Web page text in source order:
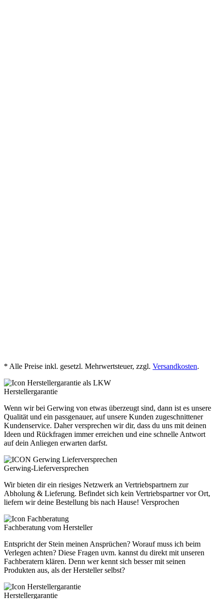
* Alle Preise inkl. gesetzl. Mehrwertsteuer, zzgl. Versandkosten.
Herstellergarantie
Wenn wir bei Gerwing von etwas überzeugt sind, dann ist es unsere
Qualität und ein passgenauer, auf unsere Kunden zugeschnittener
Kundenservice. Daher versprechen wir dir, dass du uns mit deinen
Ideen und Rückfragen immer erreichen und eine schnelle Antwort
auf dein Anliegen erwarten darfst.
Gerwing-Lieferversprechen
Wir bieten dir ein riesiges Netzwerk an Vertriebspartnern zur
Abholung & Lieferung. Befindet sich kein Vertriebspartner vor Ort,
liefern wir deine Bestellung bis nach Hause! Versprochen
Fachberatung vom Hersteller
Entspricht der Stein meinen Ansprüchen? Worauf muss ich beim
Verlegen achten? Diese Fragen uvm. kannst du direkt mit unseren
Fachberatern klären. Denn wer kennt sich besser mit seinen
Produkten aus, als der Hersteller selbst?
Herstellergarantie